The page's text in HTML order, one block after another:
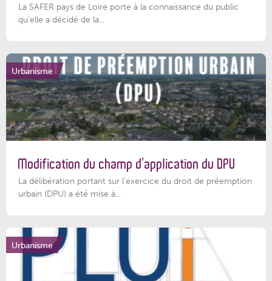
La SAFER pays de Loire porte à la connaissance du public
qu’elle a décidé de la...
Urbanisme
Modification du champ d’application du DPU
La délibération portant sur l’exercice du droit de préemption
urbain (DPU) a été mise à...
Urbanisme